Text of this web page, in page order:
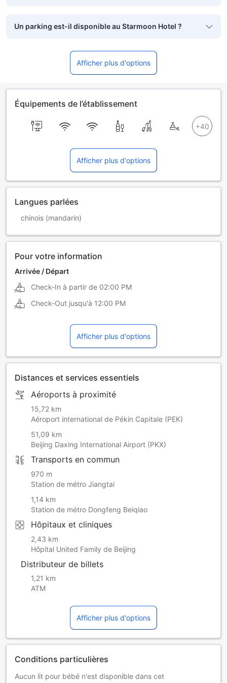
Un parking est-il disponible au Starmoon Hotel ?
Afficher plus d'options
Équipements de l’établissement
Afficher plus d'options
Langues parlées
chinois (mandarin)
Pour votre information
Arrivée / Départ
Check-In à partir de 02:00 PM
Check-Out jusqu'à 12:00 PM
Afficher plus d'options
Distances et services essentiels
Aéroports à proximité
15,72 km
Aéroport international de Pékin Capitale (PEK)
51,09 km
Beijing Daxing International Airport (PKX)
Transports en commun
970 m
Station de métro Jiangtai
1,14 km
Station de métro Dongfeng Beiqiao
Hôpitaux et cliniques
2,43 km
Hôpital United Family de Beijing
Distributeur de billets
1,21 km
ATM
Afficher plus d'options
Conditions particulières
Aucun lit pour bébé n'est disponible dans cet